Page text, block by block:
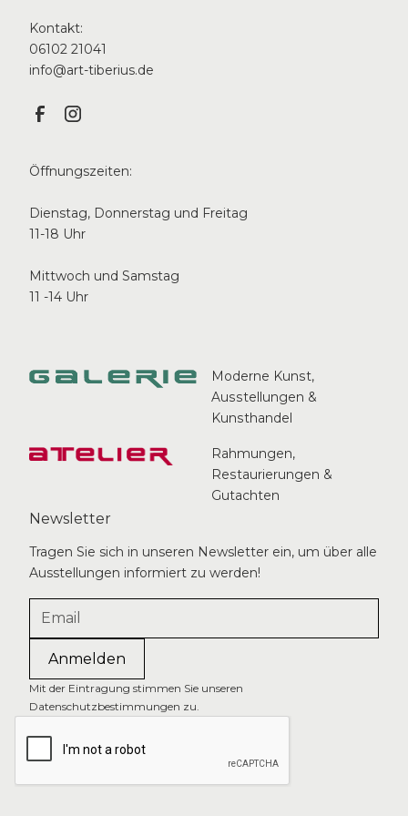
Kontakt:
06102 21041
info@art-tiberius.de
Öffnungszeiten:
Dienstag, Donnerstag und Freitag
11-18 Uhr
Mittwoch und Samstag
11 -14 Uhr
Moderne Kunst,
Ausstellungen &
Kunsthandel
Rahmungen,
Restaurierungen &
Gutachten
Newsletter
Tragen Sie sich in unseren Newsletter ein, um über alle
Ausstellungen informiert zu werden!
Mit der Eintragung stimmen Sie unseren
Datenschutzbestimmungen zu.